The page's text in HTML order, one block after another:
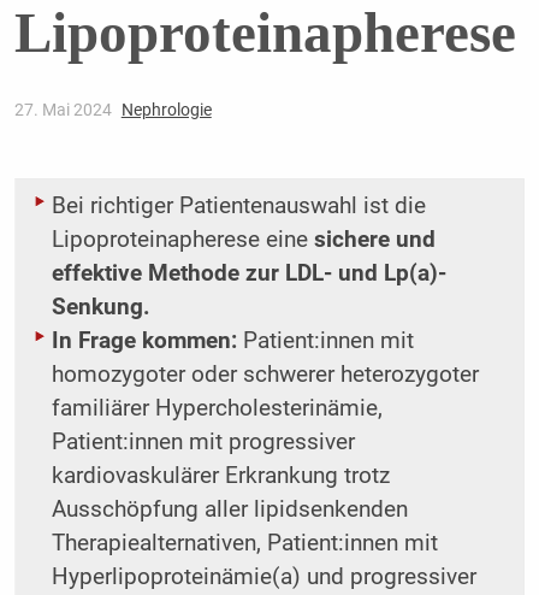
Lipoproteinapherese
27. Mai 2024 Nephrologie
Bei richtiger Patientenauswahl ist die
Lipoproteinapherese eine sichere und
effektive Methode zur LDL- und Lp(a)-
Senkung.
In Frage kommen: Patient:innen mit
homozygoter oder schwerer heterozygoter
familiärer Hypercholesterinämie,
Patient:innen mit progressiver
kardiovaskulärer Erkrankung trotz
Ausschöpfung aller lipidsenkenden
Therapiealternativen, Patient:innen mit
Hyperlipoproteinämie(a) und progressiver